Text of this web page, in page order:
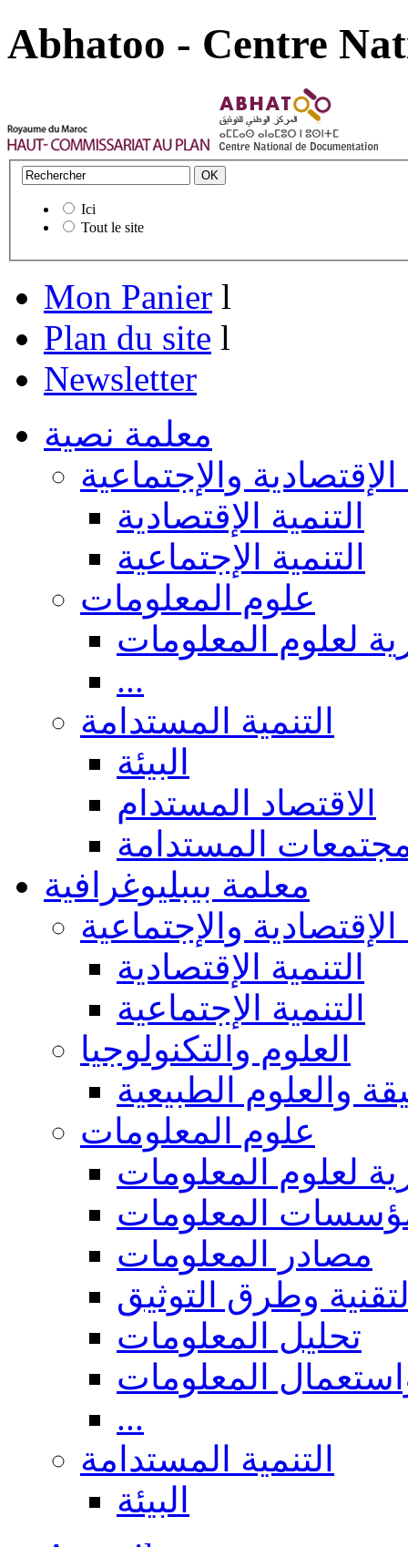
Abhatoo - Centre
Ici
Tout le site
Mon Panier l
Plan du site l
Newsletter
معلمة نصية
الإقتصادية والإجتماعية
التنمية الإقتصادية
التنمية الإجتماعية
علوم المعلومات
لعلوم المعلومات
...
التنمية المستدامة
البيئة
الاقتصاد المستدام
المستدامة
معلمة بيبليوغرافية
الإقتصادية والإجتماعية
التنمية الإقتصادية
التنمية الإجتماعية
العلوم والتكنولوجيا
والعلوم الطبيعية
علوم المعلومات
لعلوم المعلومات
المعلومات
مصادر المعلومات
وطرق التوثيق
تحليل المعلومات
المعلومات
...
التنمية المستدامة
البيئة